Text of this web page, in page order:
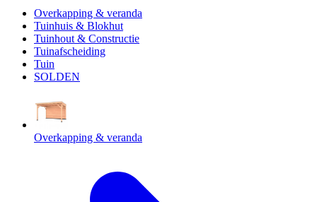
Overkapping & veranda
Tuinhuis & Blokhut
Tuinhout & Constructie
Tuinafscheiding
Tuin
SOLDEN
Overkapping & veranda